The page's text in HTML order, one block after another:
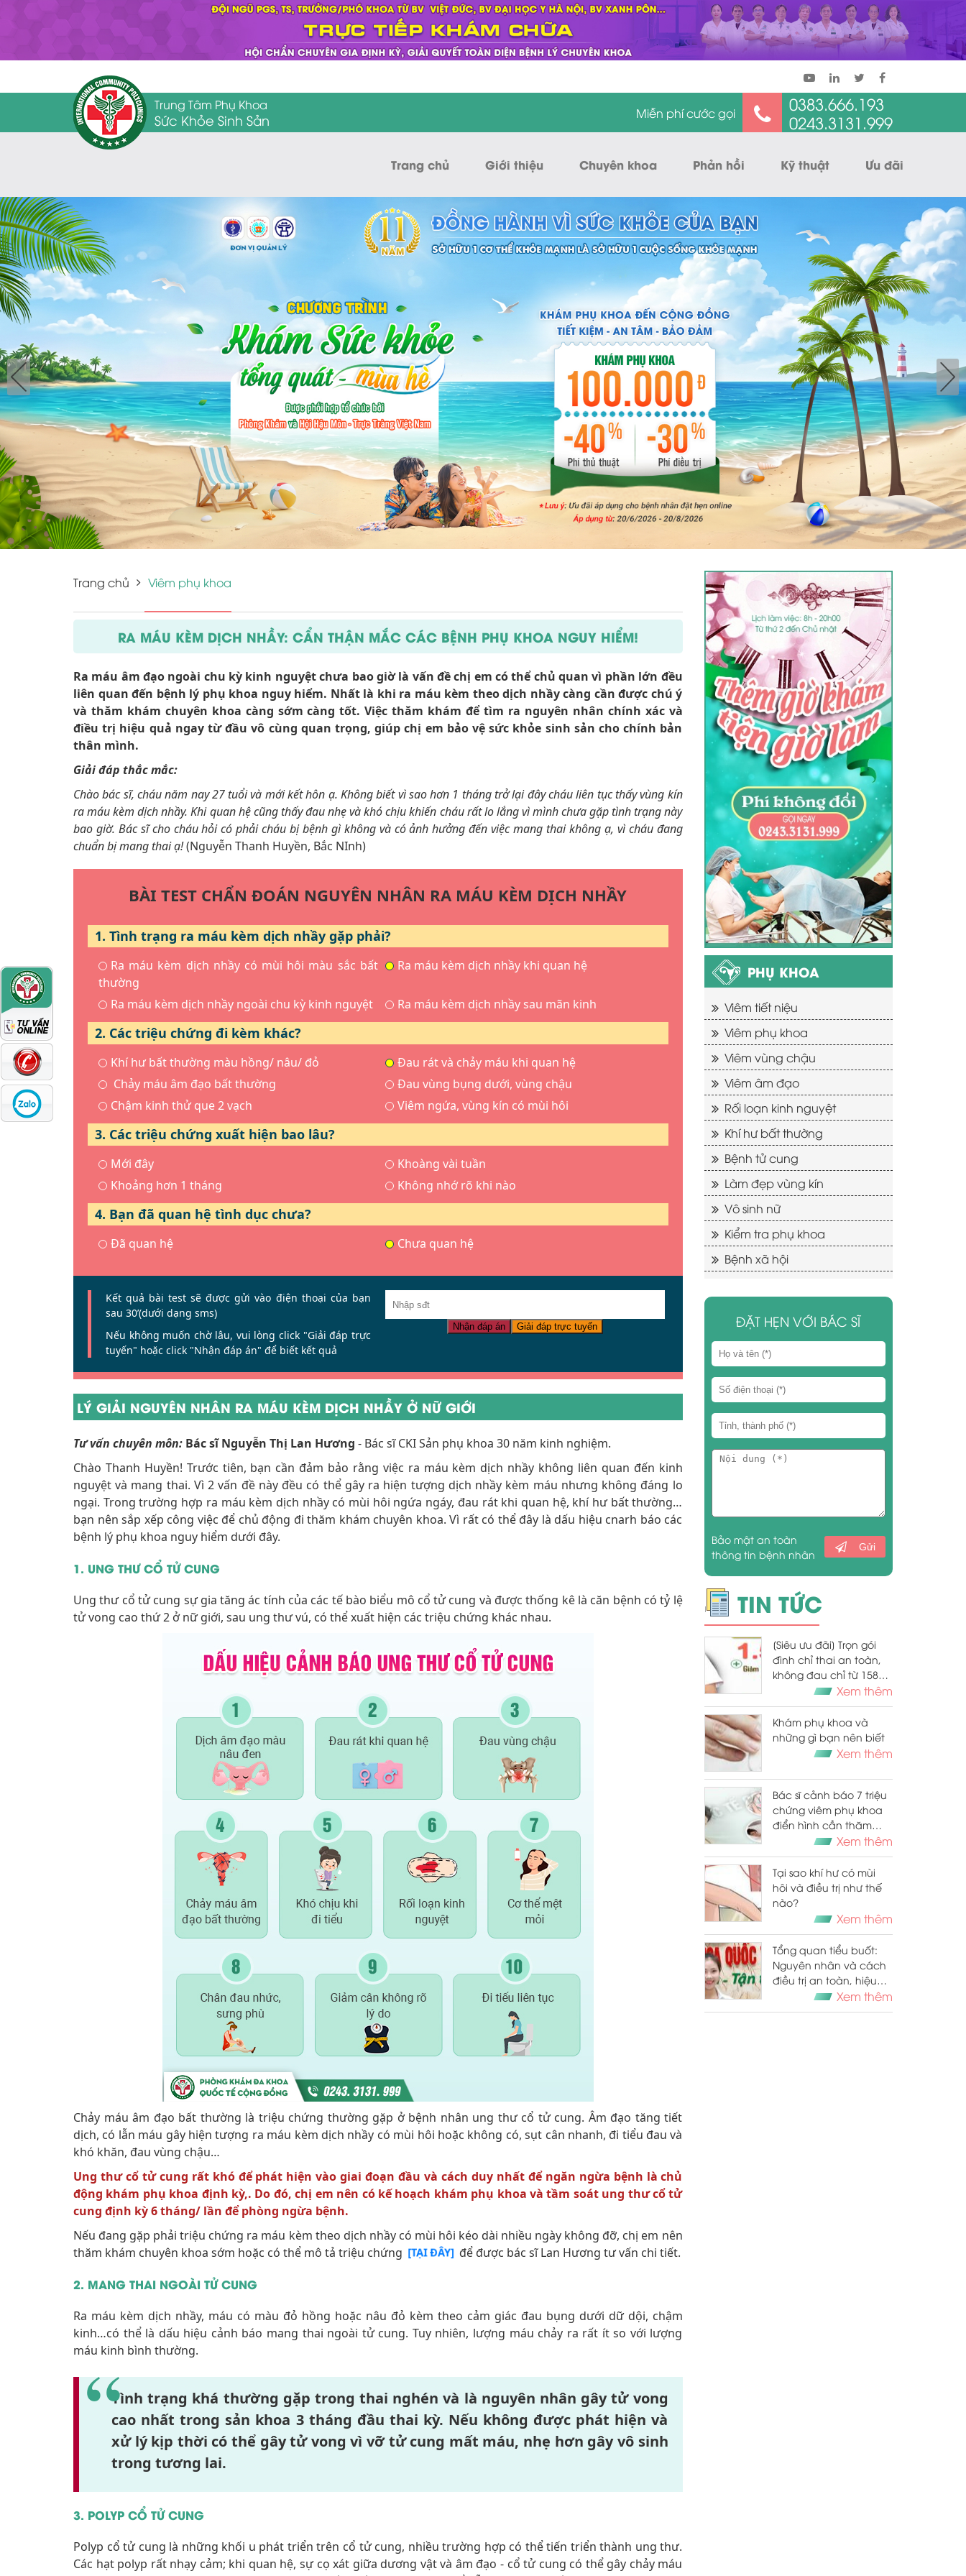
Trung Tâm Phụ Khoa
Sức Khỏe Sinh Sản Miễn phí cước gọi
0383.666.193
0243.3131.999
Trang chủ Giới thiệu Chuyên khoa Phản hồi Kỹ thuật Ưu đãi
Trang chủ Viêm phụ khoa
RA MÁU KÈM DỊCH NHẦY: CẨN THẬN MẮC CÁC BỆNH PHỤ KHOA NGUY HIỂM!
Ra máu âm đạo ngoài chu kỳ kinh nguyệt chưa bao giờ là vấn đề chị em có thể chủ quan vì phần lớn đều
liên quan đến bệnh lý phụ khoa nguy hiểm. Nhất là khi ra máu kèm theo dịch nhầy càng cần được chú ý
và thăm khám chuyên khoa càng sớm càng tốt. Việc thăm khám để tìm ra nguyên nhân chính xác và
điều trị hiệu quả ngay từ đầu vô cùng quan trọng, giúp chị em bảo vệ sức khỏe sinh sản cho chính bản
thân mình.
Giải đáp thắc mắc:
Chào bác sĩ, cháu năm nay 27 tuổi và mới kết hôn ạ. Không biết vì sao hơn 1 tháng trở lại đây cháu liên tục thấy vùng kín
ra máu kèm dịch nhầy. Khi quan hệ cũng thấy đau nhẹ và khó chịu khiến cháu rất lo lắng vì mình chưa gặp tình trạng này
bao giờ. Bác sĩ cho cháu hỏi có phải cháu bị bệnh gì không và có ảnh hưởng đến việc mang thai không ạ, vì cháu đang
chuẩn bị mang thai ạ!(Nguyễn Thanh Huyền, Bắc NInh)
BÀI TEST CHẨN ĐOÁN NGUYÊN NHÂN RA MÁU KÈM DỊCH NHẦY
1. Tình trạng ra máu kèm dịch nhầy gặp phải?
Ra máu kèm dịch nhầy có mùi hôi màu sắc bất
thường
Ra máu kèm dịch nhầy khi quan hệ
Ra máu kèm dịch nhầy ngoài chu kỳ kinh nguyệt Ra máu kèm dịch nhầy sau mãn kinh
2. Các triệu chứng đi kèm khác?
Khí hư bất thường màu hồng/ nâu/ đỏ
Đau rát và chảy máu khi quan hệ
Chảy máu âm đạo bất thường
Đau vùng bụng dưới, vùng chậu
Chậm kinh thử que 2 vạch
Viêm ngứa, vùng kín có mùi hôi
3. Các triệu chứng xuất hiện bao lâu?
Mới đây
Khoàng vài tuần
Khoảng hơn 1 tháng
Không nhớ rõ khi nào
4. Bạn đã quan hệ tình dục chưa?
Đã quan hệ Chưa quan hệ
Kết quả bài test sẽ được gửi vào điện thoại của bạn
sau 30’(dưới dạng sms)
Nếu không muốn chờ lâu, vui lòng click "Giải đáp trực
tuyến" hoặc click "Nhận đáp án" để biết kết quả
Nhận đáp án Giải đáp trực tuyến
LÝ GIẢI NGUYÊN NHÂN RA MÁU KÈM DỊCH NHẦY Ở NỮ GIỚI
Tư vấn chuyên môn: Bác sĩ Nguyễn Thị Lan Hương - Bác sĩ CKI Sản phụ khoa 30 năm kinh nghiệm.
Chào Thanh Huyền! Trước tiên, bạn cần đảm bảo rằng việc ra máu kèm dịch nhầy không liên quan đến kinh
nguyệt và mang thai. Vì 2 vấn đề này đều có thể gây ra hiện tượng dịch nhầy kèm máu nhưng không đáng lo
ngại. Trong trường hợp ra máu kèm dịch nhầy có mùi hôi ngứa ngáy, đau rát khi quan hệ, khí hư bất thường…
bạn nên sắp xếp công việc để chủ động đi thăm khám chuyên khoa. Vì rất có thể đây là dấu hiệu cnarh báo các
bệnh lý phụ khoa nguy hiểm dưới đây.
1. UNG THƯ CỔ TỬ CUNG
Ung thư cổ tử cung sự gia tăng ác tính của các tế bào biểu mô cổ tử cung và được thống kê là căn bệnh có tỷ lệ
tử vong cao thứ 2 ở nữ giới, sau ung thư vú, có thể xuất hiện các triệu chứng khác nhau.
Chảy máu âm đạo bất thường là triệu chứng thường gặp ở bệnh nhân ung thư cổ tử cung. Âm đạo tăng tiết
dịch, có lẫn máu gây hiện tượng ra máu kèm dịch nhầy có mùi hôi hoặc không có, sụt cân nhanh, đi tiểu đau và
khó khăn, đau vùng chậu…
Ung thư cổ tử cung rất khó để phát hiện vào giai đoạn đầu và cách duy nhất để ngăn ngừa bệnh là chủ
động khám phụ khoa định kỳ,. Do đó, chị em nên có kế hoạch khám phụ khoa và tầm soát ung thư cổ tử
cung định kỳ 6 tháng/ lần để phòng ngừa bệnh.
Nếu đang gặp phải triệu chứng ra máu kèm theo dịch nhầy có mùi hôi kéo dài nhiều ngày không đỡ, chị em nên
thăm khám chuyên khoa sớm hoặc có thể mô tả triệu chứng [TẠI ĐÂY] để được bác sĩ Lan Hương tư vấn chi tiết.
2. MANG THAI NGOÀI TỬ CUNG
Ra máu kèm dịch nhầy, máu có màu đỏ hồng hoặc nâu đỏ kèm theo cảm giác đau bụng dưới dữ dội, chậm
kinh…có thể là dấu hiệu cảnh báo mang thai ngoài tử cung. Tuy nhiên, lượng máu chảy ra rất ít so với lượng
máu kinh bình thường.
Tình trạng khá thường gặp trong thai nghén và là nguyên nhân gây tử vong
cao nhất trong sản khoa 3 tháng đầu thai kỳ. Nếu không được phát hiện và
xử lý kịp thời có thể gây tử vong vì vỡ tử cung mất máu, nhẹ hơn gây vô sinh
trong tương lai.
3. POLYP CỔ TỬ CUNG
Polyp cổ tử cung là những khối u phát triển trên cổ tử cung, nhiều trường hợp có thể tiến triển thành ung thư.
Các hạt polyp rất nhạy cảm; khi quan hệ, sự cọ xát giữa dương vật và âm đạo - cổ tử cung có thể gây chảy máu
PHỤ KHOA
Viêm tiết niệu
Viêm phụ khoa
Viêm vùng chậu
Viêm âm đạo
Rối loạn kinh nguyệt
Khí hư bất thường
Bệnh tử cung
Làm đẹp vùng kín
Vô sinh nữ
Kiểm tra phụ khoa
Bệnh xã hội
ĐẶT HẸN VỚI BÁC SĨ
Bảo mật an toàn
thông tin bệnh nhân
Gửi
TIN TỨC
[Siêu ưu đãi] Trọn gói
đình chỉ thai an toàn,
không đau chỉ từ 1580K
- Đặt lịch tại đâyXem thêm
Khám phụ khoa và
những gì bạn nên biết
Xem thêm
Bác sĩ cảnh báo 7 triệu
chứng viêm phụ khoa
điển hình cần thăm
khám sớm
Xem thêm
Tại sao khí hư có mùi
hôi và điều trị như thế
nào?
Xem thêm
Tổng quan tiểu buốt:
Nguyên nhân và cách
điều trị an toàn, hiệu
Xem thêm